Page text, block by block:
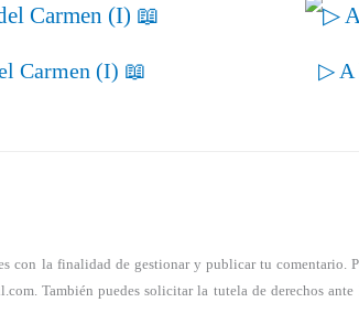
Carmen (I) 📖 ▷ A
la finalidad de gestionar y publicar tu comentario.
También puedes solicitar la tutela de derechos